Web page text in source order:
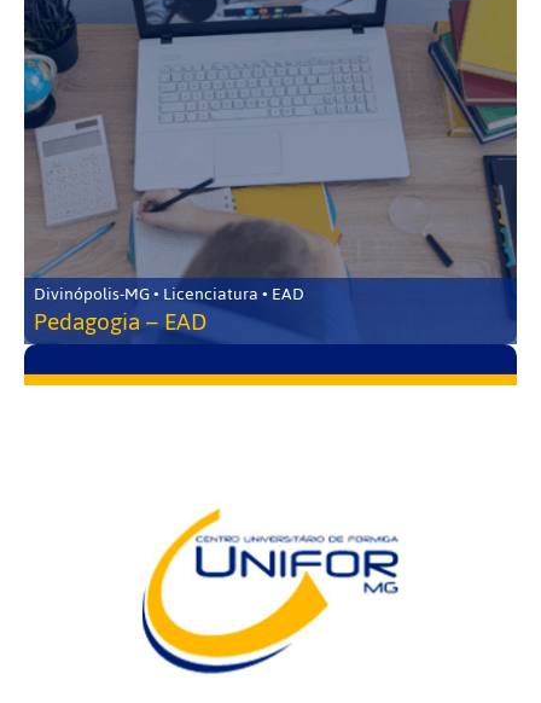
Divinópolis-MG • Licenciatura • EAD
Pedagogia – EAD